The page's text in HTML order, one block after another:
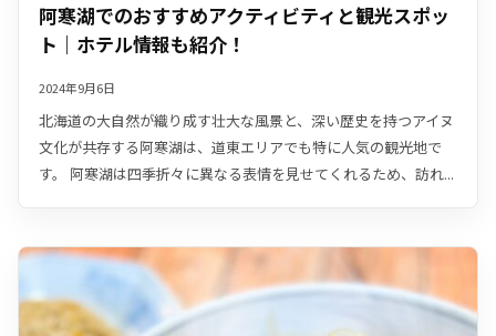
阿寒湖でのおすすめアクティビティと観光スポッ
ト｜ホテル情報も紹介！
2024年9月6日
北海道の大自然が織り成す壮大な風景と、深い歴史を持つアイヌ
文化が共存する阿寒湖は、道東エリアでも特に人気の観光地で
す。 阿寒湖は四季折々に異なる表情を見せてくれるため、訪れ...